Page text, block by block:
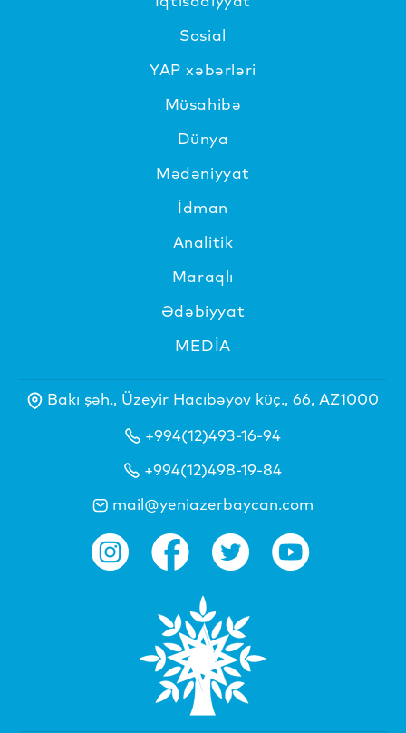
Sosial
YAP xəbərləri
Müsahibə
Dünya
Mədəniyyat
İdman
Analitik
Maraqlı
Ədəbiyyat
MEDİA
Bakı şəh., Üzeyir Hacıbəyov küç., 66, AZ1000
+994(12)493-16-94
+994(12)498-19-84
mail@yeniazerbaycan.com